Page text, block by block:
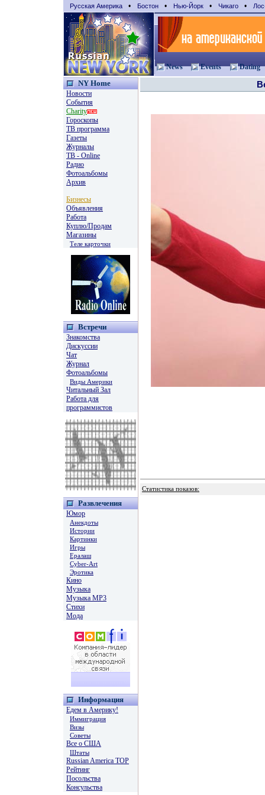
Русская Америка • Бостон • Нью-Йорк • Чикаго •
News Events Dating
NY Home
Новости
События
Charity
Гороскопы
TВ программа
Газеты
Журналы
ТВ - Online
Радио
Фотоальбомы
Архив
Бизнесы
Объявления
Работа
Куплю/Продам
Магазины
Теле карточки
Встречи
Знакомства
Дискуссии
Чат
Журнал
Фотоальбомы
Виды Америки
Читальный Зал
Работа для
программистов
Развлечения
Юмор
Анекдоты
Истории
Картинки
Игры
Ералаш
Cyber-Art
Эротика
Кино
Музыка
Музыка MP3
Стихи
Мода
Информация
Едем в Америку!
Иммиграция
Визы
Советы
Все о США
Штаты
Russian America TOP
Рейтинг
Посольства
Консульства
Статистика показов: